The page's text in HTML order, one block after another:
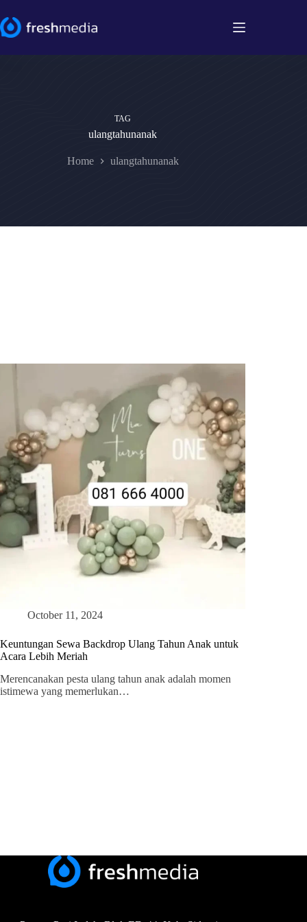
to
content
TAG
ulangtahunanak
Home ulangtahunanak
October 11, 2024
Keuntungan Sewa Backdrop Ulang Tahun Anak untuk
Acara Lebih Meriah
Merencanakan pesta ulang tahun anak adalah momen
istimewa yang memerlukan…